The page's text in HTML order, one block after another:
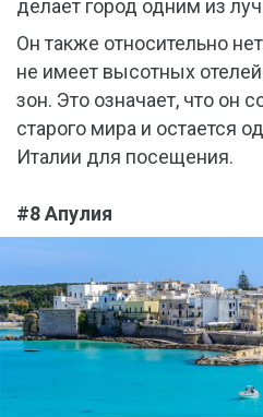
делает город одним из
Он также относительно
не имеет высотных
зон. Это означает, что он
старого мира и остается
Италии для посещения.
#8 Апулия